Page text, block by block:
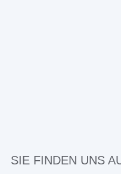
SIE FINDEN UNS